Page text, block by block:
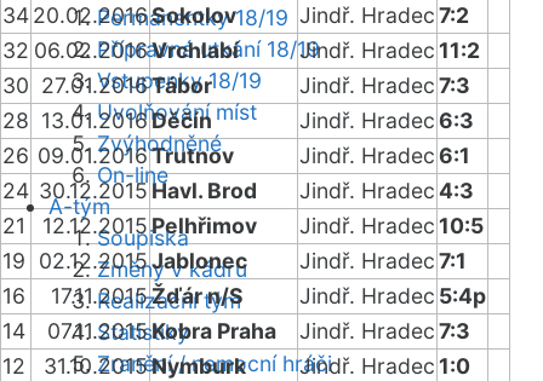
Permanentky 18/19
Přípravná utkání 18/19
Vstupenky 18/19
Uvolňování míst
Zvýhodněné
On-line
A-tým
Soupiska
Změny v kádru
Realizační tým
Statistiky
Zranění / nemocní hráči
3420.02.2016Sokolov Jindř. Hradec7:2
32 06.02.2016Vrchlabí Jindř. Hradec 11:2
30 27.01.2016Tábor Jindř. Hradec7:3
28 13.01.2016Děčín Jindř. Hradec6:3
26 09.01.2016Trutnov Jindř. Hradec6:1
24 30.12.2015Havl. Brod Jindř. Hradec4:3
21
12.12.2015Pelhřimov Jindř. Hradec 10:5
19
02.12.2015Jablonec Jindř. Hradec7:1
16
17.11.2015Žďár n/S Jindř. Hradec 5:4p
14
07.11.2015Kobra Praha Jindř. Hradec7:3
12
31.10.2015Nymburk Jindř. Hradec 1:0